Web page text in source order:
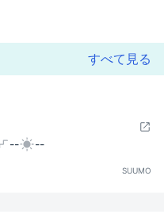
すべて見る
-- --
SUUMO